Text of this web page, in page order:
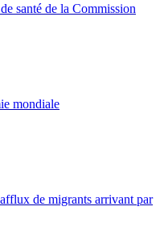
santé de la Commission
mondiale
de migrants arrivant par